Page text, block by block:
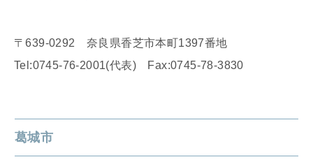
〒639-0292 奈良県香芝市本町1397番地
Tel:0745-76-2001(代表) Fax:0745-78-3830
葛城市